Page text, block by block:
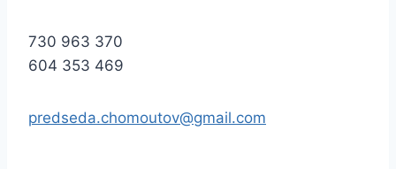
730 963 370
604 353 469
predseda.chomoutov@gmail.com